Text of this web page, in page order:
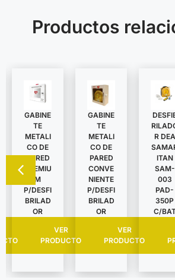
Productos
GABINE
TE
METALI
CO DE
PARED
PREMIU
M
P/DESFI
BRILAD
OR
VER
PRODUCTO
GABINE
TE
METALI
CO DE
PARED
CONVE
NIENTE
P/DESFI
BRILAD
OR
VER
PRODUCTO
R DEA
ITAN
SAM-
003
PAD-
350P
C/